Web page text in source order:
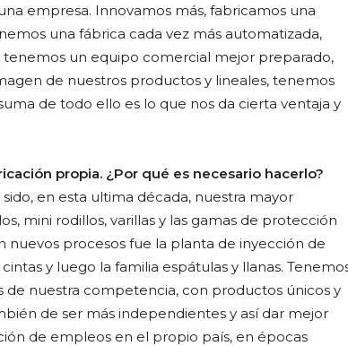
empresa. Innovamos más, fabricamos una
una fábrica cada vez más automatizada,
un equipo comercial mejor preparado,
de nuestros productos y lineales, tenemos
de todo ello es lo que nos da cierta ventaja y
propia. ¿Por qué es necesario hacerlo?
en esta ultima década, nuestra mayor
mini rodillos, varillas y las gamas de protección
nuevos procesos fue la planta de inyección de
y luego la familia espátulas y llanas.
de nuestra competencia, con productos únicos y
de ser más independientes y así dar mejor
de empleos en el propio país, en épocas